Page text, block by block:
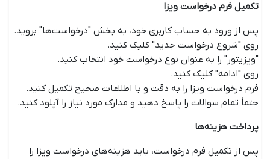
تکمیل فرم درخواست ویزا
پس از ورود به حساب کاربری خود، به بخش "درخواست‌ها" بروید.
روی "شروع درخواست جدید" کلیک کنید.
"ویزیتور" را به عنوان نوع درخواست خود انتخاب کنید.
روی "ادامه" کلیک کنید.
فرم درخواست ویزا را به دقت و با اطلاعات صحیح تکمیل کنید.
حتماً تمام سوالات را پاسخ دهید و مدارک مورد نیاز را آپلود کنید.
پرداخت هزینه‌ها
پس از تکمیل فرم درخواست، باید هزینه‌های درخواست ویزا را